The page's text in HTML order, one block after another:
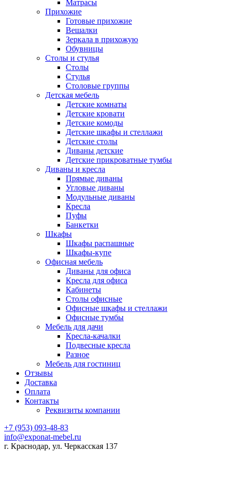
Матрасы
Прихожие
Готовые прихожие
Вешалки
Зеркала в прихожую
Обувницы
Столы и стулья
Столы
Стулья
Столовые группы
Детская мебель
Детские комнаты
Детские кровати
Детские комоды
Детские шкафы и стеллажи
Детские столы
Диваны детские
Детские прикроватные тумбы
Диваны и кресла
Прямые диваны
Угловые диваны
Модульные диваны
Кресла
Пуфы
Банкетки
Шкафы
Шкафы распашные
Шкафы-купе
Офисная мебель
Диваны для офиса
Кресла для офиса
Кабинеты
Столы офисные
Офисные шкафы и стеллажи
Офисные тумбы
Мебель для дачи
Кресла-качалки
Подвесные кресла
Разное
Мебель для гостиниц
Отзывы
Доставка
Оплата
Контакты
Реквизиты компании
+7 (953) 093-48-83
info@exponat-mebel.ru
г. Краснодар, ул. Черкасская 137